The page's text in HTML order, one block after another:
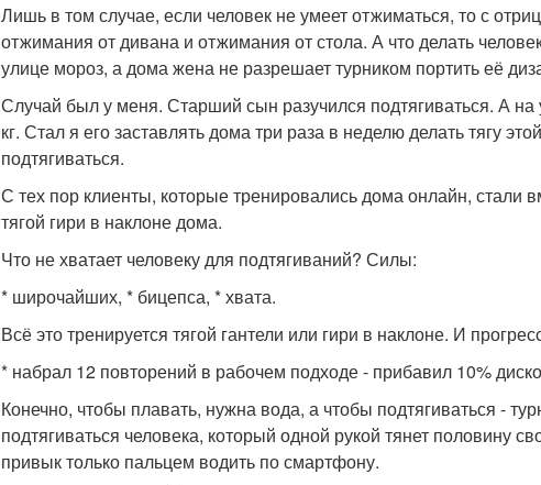
Лишь в том случае, если человек не умеет отжиматься, то с
отжимания от дивана и отжимания от стола. А что делать
улице мороз, а дома жена не разрешает турником портить её
Случай был у меня. Старший сын разучился подтягиваться. А
кг. Стал я его заставлять дома три раза в неделю делать тягу
подтягиваться.
С тех пор клиенты, которые тренировались дома онлайн, стали
тягой гири в наклоне дома.
Что не хватает человеку для подтягиваний? Силы:
* широчайших, * бицепса, * хвата.
Всё это тренируется тягой гантели или гири в наклоне. И
* набрал 12 повторений в рабочем подходе - прибавил 10%
Конечно, чтобы плавать, нужна вода, а чтобы подтягиваться -
подтягиваться человека, который одной рукой тянет половину
привык только пальцем водить по смартфону.